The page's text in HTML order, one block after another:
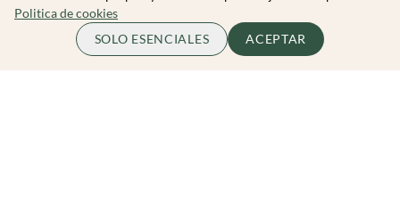
65.00 EUR ME APUNTO
Politica de cookies
SOLO ESENCIALES
ACEPTAR